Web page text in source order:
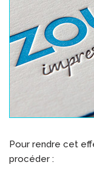
Pour rendre cet
procéder :